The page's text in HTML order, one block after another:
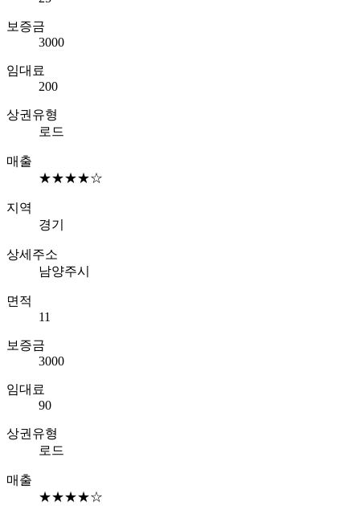
보증금
3000
임대료
200
상권유형
로드
매출
★★★★☆
지역
경기
상세주소
남양주시
면적
11
보증금
3000
임대료
90
상권유형
로드
매출
★★★★☆